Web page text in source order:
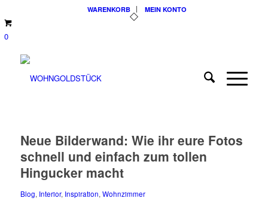
WARENKORB MEIN KONTO
0
Neue Bilderwand: Wie ihr eure Fotos
schnell und einfach zum tollen
Hingucker macht
Blog, Interior, Inspiration, Wohnzimmer